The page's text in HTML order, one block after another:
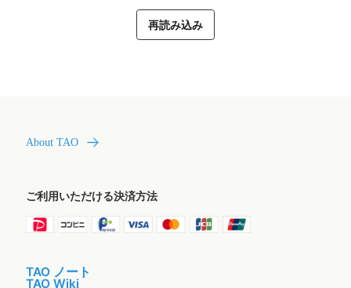
再読み込み
About TAO
ご利用いただける決済方法
TAO ノート
TAO Wiki